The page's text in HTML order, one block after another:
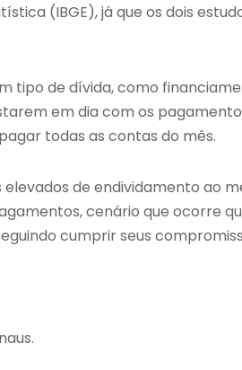
(IBGE), já que os dois
tipo de dívida, como
em dia com os
todas as contas do mês.
de endividamento ao
cenário que ocorre
cumprir seus